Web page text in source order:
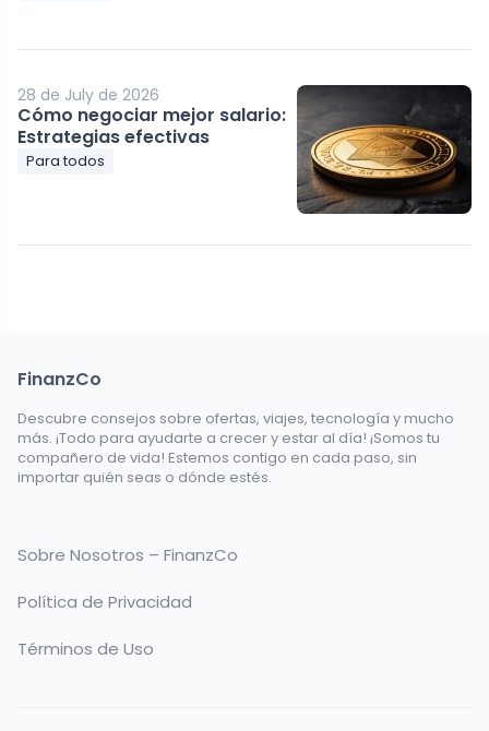
28 de July de 2026
Cómo negociar mejor salario:
Estrategias efectivas
Para todos
FinanzCo
Descubre consejos sobre ofertas, viajes, tecnología y mucho
más. ¡Todo para ayudarte a crecer y estar al día! ¡Somos tu
compañero de vida! Estemos contigo en cada paso, sin
importar quién seas o dónde estés.
Sobre Nosotros – FinanzCo
Política de Privacidad
Términos de Uso